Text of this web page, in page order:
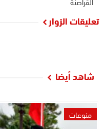
تعليقات الزوار
شاهد أيضا
منوعات